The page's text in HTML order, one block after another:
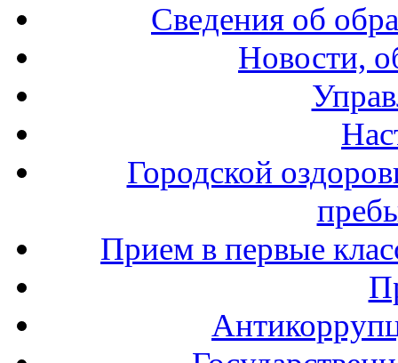
Сведения об
Новости,
Городской
Прием в первые